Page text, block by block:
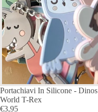
Portachiavi In Silicone - Dinos
World T-Rex
€3,95